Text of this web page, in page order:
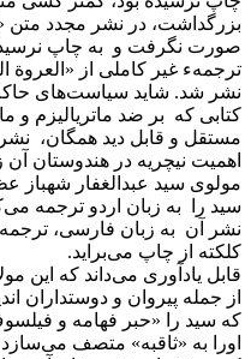
بزرگداشت، در نشر مجدد متن
صورت نگرفت و به چاپ نرسید
ترجمهء غیر کاملی از «العروة
نشر شد. شاید سیاست‌های
کتابی که بر ضد ماتریالیزم و
مستقل و قابل دید همگان،
اهمیت نیچریه در هندوستان آن
مولوی سید عبدالغفار شهباز
نشر آن به زبان فارسی،
کلکته از چاپ می‌براید.
قابل یادآوری می‌داند که این
از جمله پیروان و دوستداران
که سید را «حبر فهامه و
اورا به «ثاقبه» متصف